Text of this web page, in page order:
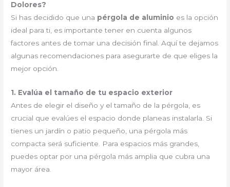
Dolores?
Si has decidido que una pérgola de aluminio es la opción
ideal para ti, es importante tener en cuenta algunos
factores antes de tomar una decisión final. Aquí te dejamos
algunas recomendaciones para asegurarte de que eliges la
mejor opción.
1. Evalúa el tamaño de tu espacio exterior
Antes de elegir el diseño y el tamaño de la pérgola, es
crucial que evalúes el espacio donde planeas instalarla. Si
tienes un jardín o patio pequeño, una pérgola más
compacta será suficiente. Para espacios más grandes,
puedes optar por una pérgola más amplia que cubra una
mayor área.